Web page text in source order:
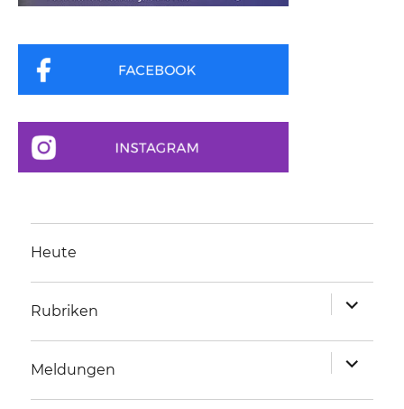
Heute
Rubriken
anzeigen
Meldungen
anzeigen